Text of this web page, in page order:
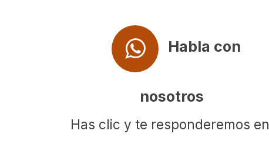
Habla con
nosotros
Has clic y te responderemos en